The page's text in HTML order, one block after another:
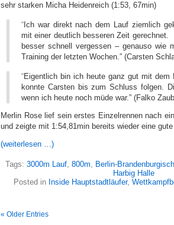
sehr starken Micha Heidenreich (1:53, 67min)
“ Ich war direkt nach dem Lauf ziemlich
mit einer deutlich besseren Zeit gerechnet.
besser schnell vergessen – genauso wie
Training der letzten Wochen.” (Carsten
“Eigentlich bin ich heute ganz gut mit dem
konnte Carsten bis zum Schluss folgen.
wenn ich heute noch müde war.” (Falko
Merlin Rose lief sein erstes Einzelrennen nach
und zeigte mit 1:54,81min bereits wieder eine
(weiterlesen …)
Tags: 3000m Lauf, 800m, Berlin-
Harbig Halle
Posted in Inside Hauptstadtläufer,
« Older Entries